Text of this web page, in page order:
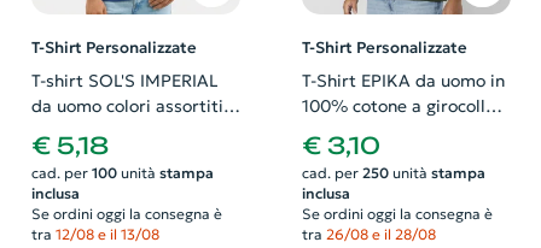
T-Shirt Personalizzate
T-shirt SOL'S IMPERIAL
da uomo colori assortiti a
girocollo taglio regolare
100% cotone 190gr
€ 5,18
cad. per 100unità stampa
inclusa
Se ordini oggi la consegna è
tra 12/08 e il 13/08
T-Shirt Personalizzate
T-Shirt EPIKA da uomo in
100% cotone a girocollo
con etichetta removibile
da 150gr
€ 3,10
cad. per 250unità stampa
inclusa
Se ordini oggi la consegna è
tra 26/08 e il 28/08